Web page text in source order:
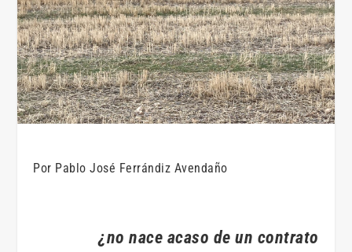
Por Pablo José Ferrándiz Avendaño
¿no nace acaso de un contrato